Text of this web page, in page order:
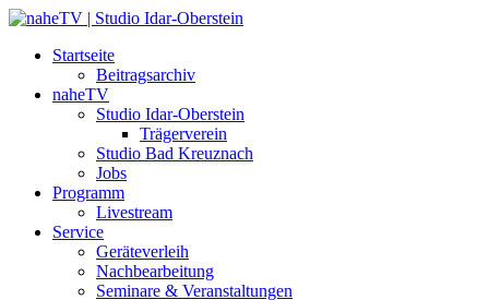
Startseite
Beitragsarchiv
naheTV
Studio Idar-Oberstein
Trägerverein
Studio Bad Kreuznach
Jobs
Programm
Livestream
Service
Geräteverleih
Nachbearbeitung
Seminare & Veranstaltungen